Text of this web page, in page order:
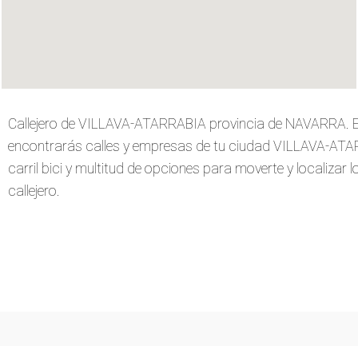
Callejero de VILLAVA-ATARRABIA provincia de
encontrarás calles y empresas de tu ciudad VILLAVA-
carril bici y multitud de opciones para moverte y localizar
callejero.